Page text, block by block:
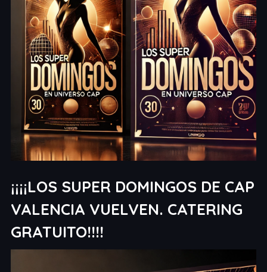
¡¡¡¡LOS SUPER DOMINGOS DE CAP
VALENCIA VUELVEN. CATERING
GRATUITO!!!!